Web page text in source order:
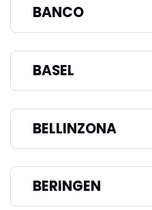
BANCO
BASEL
BELLINZONA
BERINGEN